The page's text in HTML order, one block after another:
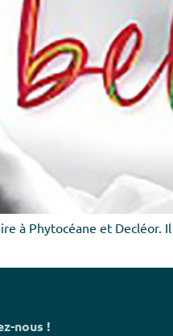
Phytocéane et Decléor. Il
nous !